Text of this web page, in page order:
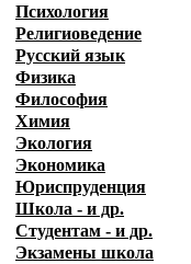
Психология
Религиоведение
Русский язык
Физика
Философия
Химия
Экология
Экономика
Юриспруденция
Школа - и др.
Студентам - и др.
Экзамены школа